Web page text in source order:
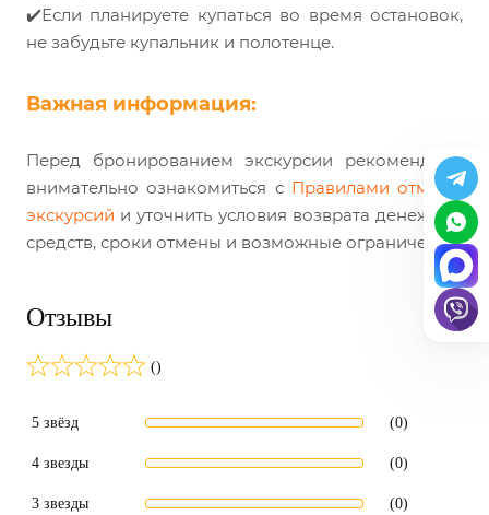
✔️Если планируете купаться во время остановок,
не забудьте купальник и полотенце.
Важная информация:
Перед бронированием экскурсии рекомендуем
внимательно ознакомиться с Правилами отмены
экскурсий и уточнить условия возврата денежных
средств, сроки отмены и возможные ограничения.
Отзывы
()
5 звёзд (0)
4 звезды (0)
3 звезды (0)